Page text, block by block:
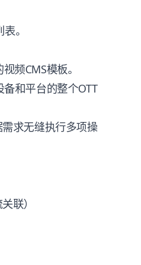
。
频CMS模板。
和平台的整个OTT
求无缝执行多项操
联）